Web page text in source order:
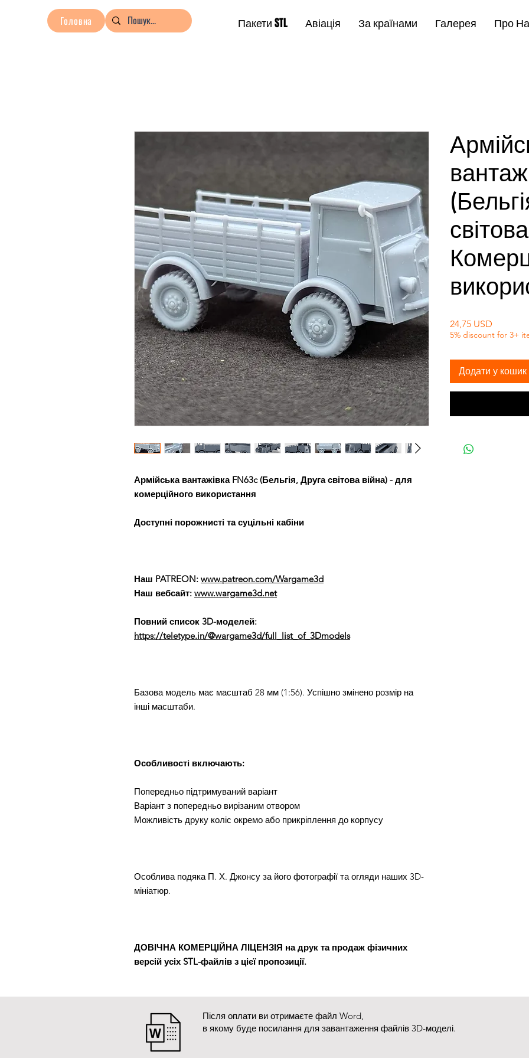
Головна Пакети STL Авіація За країнами Галерея Про
Армійська вантажівка FN63c (Бельгія, Друга світова війна) - для
комерційного використання
Доступні порожнисті та суцільні кабіни
Наш PATREON: www.patreon.com/Wargame3d
Наш вебсайт: www.wargame3d.net
Повний список 3D-моделей:
https://teletype.in/@wargame3d/full_list_of_3Dmodels
Базова модель має масштаб 28 мм (1:56). Успішно змінено розмір на
інші масштаби.
Особливості включають:
Попередньо підтримуваний варіант
Варіант з попередньо вирізаним отвором
Можливість друку коліс окремо або прикріплення до корпусу
Особлива подяка П. Х. Джонсу за його фотографії та огляди наших 3D-
мініатюр.
ДОВІЧНА КОМЕРЦІЙНА ЛІЦЕНЗІЯ на друк та продаж фізичних
версій усіх STL-файлів з цієї пропозиції.
24,75 USD
5% discount for 3+
Додати у кошик
Після оплати ви отримаєте файл Word,
в якому буде посилання для завантаження файлів 3D-моделі.